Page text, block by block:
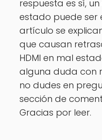
respuesta es sí,
estado puede ser
artículo se
que causan
HDMI en mal
alguna duda con
no dudes en
sección de
Gracias por leer.